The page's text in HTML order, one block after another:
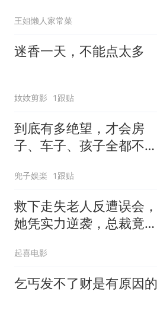
王姐懒人家常菜
迷香一天，不能点太多
奻奻剪影 1跟贴
到底有多绝望，才会房
子、车子、孩子全都不
兜子娱楽 1跟贴
救下走失老人反遭误会，
她凭实力逆袭，总裁竟用
起喜电影
乞丐发不了财是有原因的